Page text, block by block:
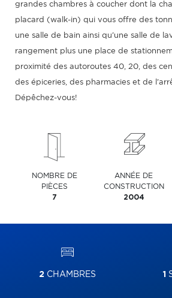
grandes chambres à coucher dont la
placard (walk-in) qui vous offre des
une salle de bain ainsi qu'une salle de
rangement plus une place de
proximité des autoroutes 40, 20, des
des épiceries, des pharmacies et de
Dépêchez-vous!
NOMBRE DE
PIÈCES
7
ANNÉE DE
CONSTRUCTION
2004
2CHAMBRES 1